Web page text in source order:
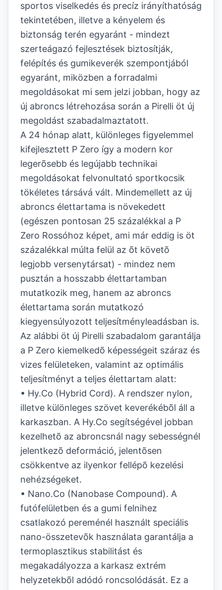
sportos viselkedés és precíz irányíthatóság
tekintetében, illetve a kényelem és
biztonság terén egyaránt - mindezt
szerteágazó fejlesztések biztosítják,
felépítés és gumikeverék szempontjából
egyaránt, miközben a forradalmi
megoldásokat mi sem jelzi jobban, hogy az
új abroncs létrehozása során a Pirelli öt új
megoldást szabadalmaztatott.
A 24 hónap alatt, különleges figyelemmel
kifejlesztett P Zero így a modern kor
legerõsebb és legújabb technikai
megoldásokat felvonultató sportkocsik
tökéletes társává vált. Mindemellett az új
abroncs élettartama is növekedett
(egészen pontosan 25 százalékkal a P
Zero Rossóhoz képet, ami már eddig is öt
százalékkal múlta felül az õt követõ
legjobb versenytársat) - mindez nem
pusztán a hosszabb élettartamban
mutatkozik meg, hanem az abroncs
élettartama során mutatkozó
kiegyensúlyozott teljesítményleadásban is.
Az alábbi öt új Pirelli szabadalom garantálja
a P Zero kiemelkedõ képességeit száraz és
vizes felületeken, valamint az optimális
teljesítményt a teljes élettartam alatt:
• Hy.Co (Hybrid Cord). A rendszer nylon,
illetve különleges szövet keverékébõl áll a
karkaszban. A Hy.Co segítségével jobban
kezelhetõ az abroncsnál nagy sebességnél
jelentkezõ deformáció, jelentõsen
csökkentve az ilyenkor fellépõ kezelési
nehézségeket.
• Nano.Co (Nanobase Compound). A
futófelületben és a gumi felnihez
csatlakozó pereménél használt speciális
nano-összetevõk használata garantálja a
termoplasztikus stabilitást és
megakadályozza a karkasz extrém
helyzetekbõl adódó roncsolódását. Ez a